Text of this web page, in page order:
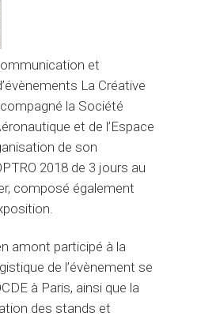
et
La Créative
la Société
et de l’Espace
de son
2018 de 3 jours au
composé également
amont participé à la
de l’évènement se
à Paris, ainsi que la
des stands et